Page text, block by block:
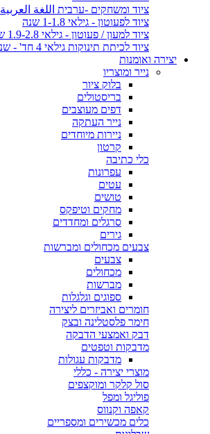
ציוד ומשחקים -ערבית اللغة العربية
ציוד לפעוטון - גילאי 1-1.8 שנה
ציוד למעון / פעוטון - גילאי 1.9-2.8 שנה
ציוד לכיתת תינוקות גילאי 4 חד' - שנה
יצירה ואומנות
נייר ומוצריו
בלוק ציור
בריסטולים
דפים מעוצבים
נייר העתקה
ניירות מיוחדים
קרטון
כלי כתיבה
עפרונות
עטים
טושים
מחקים וטיפקס
סרגלים ומחדדים
גירים
צבעים מכחולים ומברשות
צבעים
מכחולים
מברשות
ספוגים וגלגלות
חומרים ואביזרים ליצירה
חימר פלסטלינה ובצק
דבק ואמצעי הדבקה
מדבקות וטפטים
מדבקות עגולות
מוצרי יצירה - כללי
סול קלקר ומוקצפים
פוליגל ומפל
קאפה וקנווס
כלים מכשירים ומספריים